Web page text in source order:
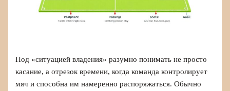
Под «ситуацией владения» разумно понимать не просто
касание, а отрезок времени, когда команда контролирует
мяч и способна им намеренно распоряжаться. Обычно